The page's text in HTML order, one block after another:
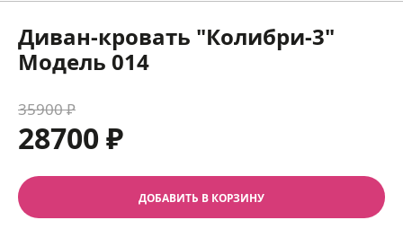
Диван-кровать "Колибри-3"
Модель 014
35900 ₽
28700 ₽
ДОБАВИТЬ В КОРЗИНУ